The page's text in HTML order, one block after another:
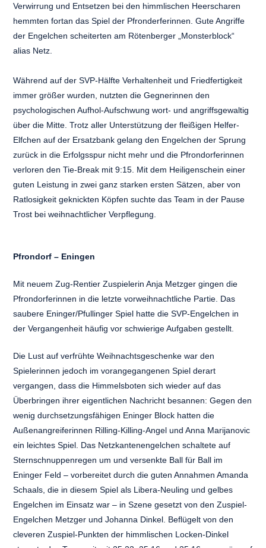
Verwirrung und Entsetzen bei den himmlischen Heerscharen
hemmten fortan das Spiel der Pfronderferinnen. Gute Angriffe
der Engelchen scheiterten am Rötenberger „Monsterblock“
alias Netz.
Während auf der SVP-Hälfte Verhaltenheit und Friedfertigkeit
immer größer wurden, nutzten die Gegnerinnen den
psychologischen Aufhol-Aufschwung wort- und angriffsgewaltig
über die Mitte. Trotz aller Unterstützung der fleißigen Helfer-
Elfchen auf der Ersatzbank gelang den Engelchen der Sprung
zurück in die Erfolgsspur nicht mehr und die Pfrondorferinnen
verloren den Tie-Break mit 9:15. Mit dem Heiligenschein einer
guten Leistung in zwei ganz starken ersten Sätzen, aber von
Ratlosigkeit geknickten Köpfen suchte das Team in der Pause
Trost bei weihnachtlicher Verpflegung.
Pfrondorf – Eningen
Mit neuem Zug-Rentier Zuspielerin Anja Metzger gingen die
Pfrondorferinnen in die letzte vorweihnachtliche Partie. Das
saubere Eninger/Pfullinger Spiel hatte die SVP-Engelchen in
der Vergangenheit häufig vor schwierige Aufgaben gestellt.
Die Lust auf verfrühte Weihnachtsgeschenke war den
Spielerinnen jedoch im vorangegangenen Spiel derart
vergangen, dass die Himmelsboten sich wieder auf das
Überbringen ihrer eigentlichen Nachricht besannen: Gegen den
wenig durchsetzungsfähigen Eninger Block hatten die
Außenangreiferinnen Rilling-Killing-Angel und Anna Marijanovic
ein leichtes Spiel. Das Netzkantenengelchen schaltete auf
Sternschnuppenregen um und versenkte Ball für Ball im
Eninger Feld – vorbereitet durch die guten Annahmen Amanda
Schaals, die in diesem Spiel als Libera-Neuling und gelbes
Engelchen im Einsatz war – in Szene gesetzt von den Zuspiel-
Engelchen Metzger und Johanna Dinkel. Beflügelt von den
cleveren Zuspiel-Punkten der himmlischen Locken-Dinkel